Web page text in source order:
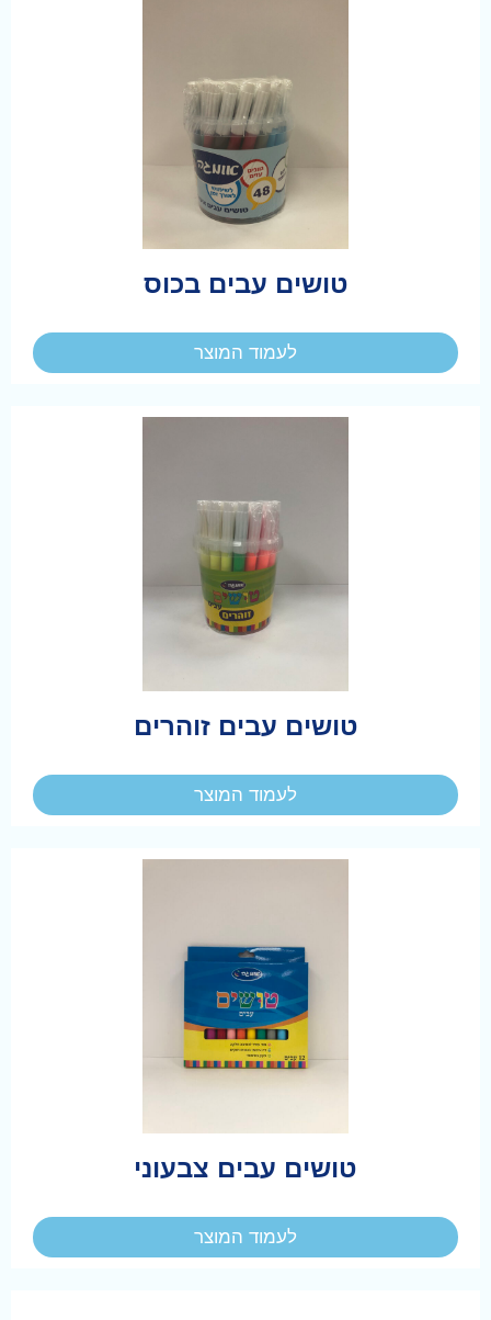
טושים עבים בכוס
לעמוד המוצר
טושים עבים זוהרים
לעמוד המוצר
טושים עבים צבעוני
לעמוד המוצר